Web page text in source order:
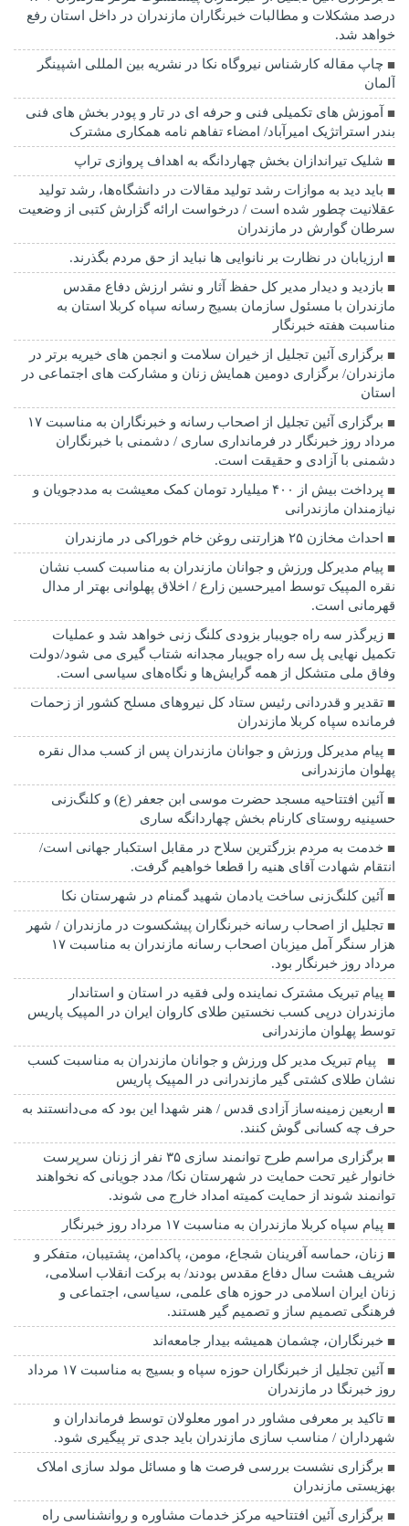
درصد مشکلات و مطالبات خبرنگاران مازندران در داخل استان رفع
خواهد شد.
چاپ مقاله کارشناس نيروگاه نكا در نشریه بین المللی اشپینگر
آلمان
آموزش های تکمیلی فنی و حرفه ای در تار و پودر بخش های فنی
بندر استراتژیک امیرآباد/ امضاء تفاهم نامه همکاری مشترک
شلیک تیراندازان بخش چهاردانگه به اهداف پروازی تراپ
باید دید به موازات رشد تولید مقالات در دانشگاه‌ها، رشد تولید
عقلانیت چطور شده است / درخواست ارائه گزارش کتبی از وضعیت
سرطان گوارش در مازندران
ارزیابان در نظارت بر نانوایی ها نباید از حق مردم بگذرند.
بازدید و دیدار مدیر کل حفظ آثار و نشر ارزش دفاع مقدس
مازندران با مسئول سازمان بسیج رسانه سپاه کربلا استان به
مناسبت هفته خبرنگار
برگزاری آئین تجلیل از خیران سلامت و انجمن های خیریه برتر در
مازندران/ برگزاری دومین همایش زنان و مشارکت های اجتماعی در
استان
برگزاری آئین تجلیل از اصحاب رسانه و خبرنگاران به مناسبت ۱۷
مرداد روز خبرنگار در فرمانداری ساری / دشمنی با خبرنگاران
دشمنی با آزادی و حقیقت است.
پرداخت بیش از ۴۰۰ میلیارد تومان کمک معیشت به مددجویان و
نیازمندان مازندرانی
احداث مخازن ۲۵ هزارتنی روغن خام خوراکی در مازندران
پیام مدیرکل ورزش و جوانان مازندران به مناسبت کسب نشان
نقره المپیک توسط امیرحسین زارع / اخلاق پهلوانی بهتر ار مدال
قهرمانی است.
زیرگذر سه راه جویبار بزودی کلنگ زنی خواهد شد و عملیات
تکمیل نهایی پل سه راه جویبار مجدانه شتاب گیری می شود/دولت
وفاق ملی متشکل از همه گرایش‌ها و نگاه‌های سیاسی است.
تقدیر و قدردانی رئیس ستاد کل نیرو‌های مسلح کشور از زحمات
فرمانده سپاه کربلا مازندران
پیام مدیرکل ورزش و جوانان مازندران پس از کسب مدال نقره
پهلوان مازندرانی
آئین افتتاحیه مسجد حضرت موسی ابن جعفر (ع) و کلنگ‌زنی
حسینیه روستای کارنام بخش چهاردانگه ساری
خدمت به مردم بزرگترین سلاح در مقابل استکبار جهانی است/
انتقام شهادت آقای هنیه را قطعا خواهیم گرفت.
آئین کلنگ‌زنی ساخت یادمان شهید گمنام در شهرستان نکا
تجلیل از اصحاب رسانه خبرنگاران پیشکسوت در مازندران / شهر
هزار سنگر آمل میزبان اصحاب رسانه مازندران به مناسبت ۱۷
مرداد روز خبرنگار بود.
پیام تبریک مشترک نماینده ولی فقیه در استان و استاندار
مازندران درپی کسب نخستین طلای کاروان ایران در المپیک پاریس
توسط پهلوان مازندرانی
‍ ‍ پیام تبریک مدیر کل ورزش و جوانان مازندران به مناسبت کسب
نشان طلای کشتی گیر مازندرانی در المپیک پاریس
اربعین زمینه‌ساز آزادی قدس / هنر شهدا این بود که می‌دانستند به
حرف چه کسانی گوش کنند.
برگزاری مراسم طرح توانمند سازی ۳۵ نفر از زنان سرپرست
خانوار غیر تحت حمایت در شهرستان نکا/ مدد جویانی که نخواهند
توانمند شوند از حمایت کمیته امداد خارج می شوند.
پیام سپاه کربلا مازندران به مناسبت ۱۷ مرداد روز خبرنگار
زنان، حماسه آفرینان شجاع، مومن، پاکدامن، پشتیبان، متفکر و
شریف هشت سال دفاع مقدس بودند/ به برکت انقلاب اسلامی،
زنان ایران اسلامی در حوزه های علمی، سیاسی، اجتماعی و
فرهنگی تصمیم ساز و تصمیم گیر هستند.
خبرنگاران، چشمان همیشه بیدار جامعه‌اند
آئین تجلیل از خبرنگاران حوزه سپاه و بسیج به مناسبت ۱۷ مرداد
روز خبرنگا در مازندران
تاکید بر معرفی مشاور در امور معلولان توسط فرمانداران و
شهرداران / مناسب سازی مازندران باید جدی تر پیگیری شود.
برگزاری نشست بررسی فرصت ها و مسائل مولد سازی املاک
بهزیستی مازندران
برگزاری آئین افتتاحیه مرکز خدمات مشاوره و روانشناسی راه